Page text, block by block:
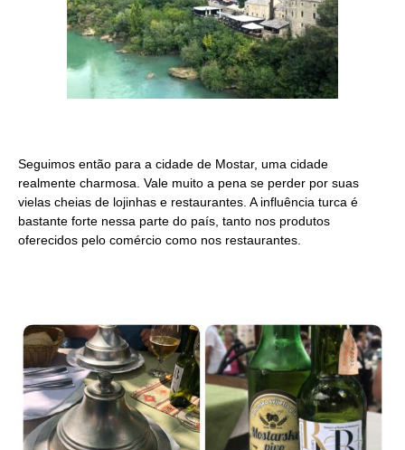
Seguimos então para a cidade de Mostar, uma cidade
realmente charmosa. Vale muito a pena se perder por suas
vielas cheias de lojinhas e restaurantes. A influência turca é
bastante forte nessa parte do país, tanto nos produtos
oferecidos pelo comércio como nos restaurantes.